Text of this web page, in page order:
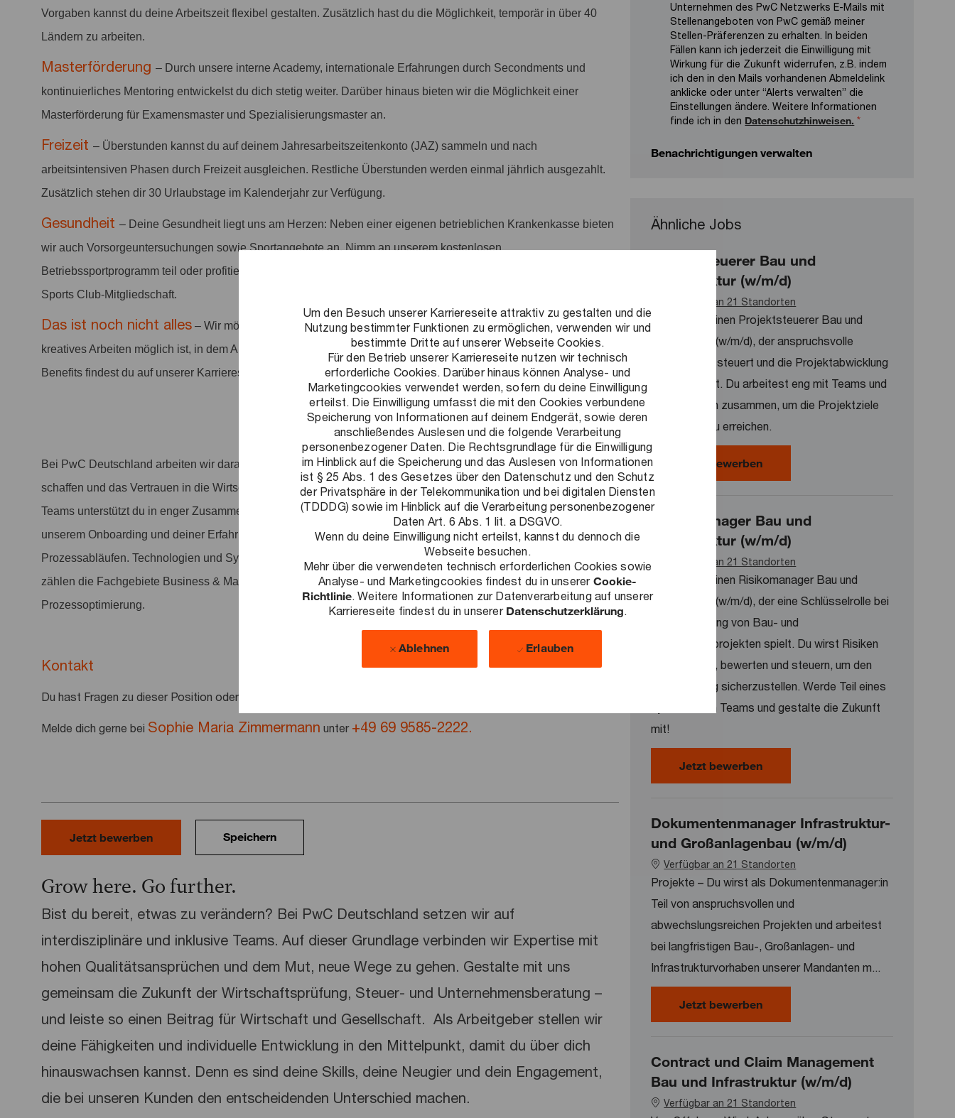
Um den Besuch unserer Karriereseite attraktiv zu gestalten und die
Nutzung bestimmter Funktionen zu ermöglichen, verwenden wir und
bestimmte Dritte auf unserer Webseite Cookies.
Für den Betrieb unserer Karriereseite nutzen wir technisch
erforderliche Cookies. Darüber hinaus können Analyse- und
Marketingcookies verwendet werden, sofern du deine Einwilligung
erteilst. Die Einwilligung umfasst die mit den Cookies verbundene
Speicherung von Informationen auf deinem Endgerät, sowie deren
anschließendes Auslesen und die folgende Verarbeitung
personenbezogener Daten. Die Rechtsgrundlage für die Einwilligung
im Hinblick auf die Speicherung und das Auslesen von Informationen
ist § 25 Abs. 1 des Gesetzes über den Datenschutz und den Schutz
der Privatsphäre in der Telekommunikation und bei digitalen Diensten
(TDDDG) sowie im Hinblick auf die Verarbeitung personenbezogener
Daten Art. 6 Abs. 1 lit. a DSGVO.
Wenn du deine Einwilligung nicht erteilst, kannst du dennoch die
Webseite besuchen.
Mehr über die verwendeten technisch erforderlichen Cookies sowie
Analyse- und Marketingcookies findest du in unserer Cookie-
Richtlinie. Weitere Informationen zur Datenverarbeitung auf unserer
Karriereseite findest du in unserer Datenschutzerklärung.
Ablehnen Erlauben
Vorgaben kannst du deine Arbeitszeit flexibel gestalten. Zusätzlich hast du die Möglichkeit, temporär in über 40
Ländern zu arbeiten.
Masterförderung – Durch unsere interne Academy, internationale Erfahrungen durch Secondments und
kontinuierliches Mentoring entwickelst du dich stetig weiter. Darüber hinaus bieten wir die Möglichkeit einer
Masterförderung für Examensmaster und Spezialisierungsmaster an.
Freizeit – Überstunden kannst du auf deinem Jahresarbeitszeitenkonto (JAZ) sammeln und nach
arbeitsintensiven Phasen durch Freizeit ausgleichen. Restliche Überstunden werden einmal jährlich ausgezahlt.
Zusätzlich stehen dir 30 Urlaubstage im Kalenderjahr zur Verfügung.
Gesundheit – Deine Gesundheit liegt uns am Herzen: Neben einer eigenen betrieblichen Krankenkasse bieten
wir auch Vorsorgeuntersuchungen sowie Sportangebote an. Nimm an unserem kostenlosen
Betriebssportprogramm teil oder profitiere von vergünstigten Beiträgen in diversen Fitnessstudios oder einer Urban
Sports Club-Mitgliedschaft.
Das ist noch nicht alles – Wir möchten ein positives Arbeitsumfeld schaffen: Ein Umfeld, in dem flexibles und
kreatives Arbeiten möglich ist, in dem Arbeit anerkannt und Leistung honoriert wird und auf das wir stolz sind. Alle
Benefits findest du auf unserer Karriereseite.
Bei PwC Deutschland arbeiten wir daran, entscheidende Herausforderungen zu lösen, nachhaltige Ergebnisse zu
schaffen und das Vertrauen in die Wirtschaft und Gesellschaft auszubauen. Als Teil unseres Managed Services
Teams unterstützt du in enger Zusammenarbeit mit diversen Delivery Modellen Projekte unserer Kunden. Mit
unserem Onboarding und deiner Erfahrung sicherst du definierte Qualitätsstandards und förderst die Effizienz von
Prozessabläufen. Technologien und Systeme sind in unseren Projekten dein Begleiter. Zu unseren Schwerpunkten
zählen die Fachgebiete Business & Market Activation, Innovation & Architecture sowie Transformation und
Prozessoptimierung.
Kontakt
Du hast Fragen zu dieser Position oder deiner Bewerbung?
Melde dich gerne bei Sophie Maria Zimmermann unter +49 69 9585-2222.
Jetzt bewerben Speichern
Grow here. Go further.
Bist du bereit, etwas zu verändern? Bei PwC Deutschland setzen wir auf
interdisziplinäre und inklusive Teams. Auf dieser Grundlage verbinden wir Expertise mit
hohen Qualitätsansprüchen und dem Mut, neue Wege zu gehen. Gestalte mit uns
gemeinsam die Zukunft der Wirtschaftsprüfung, Steuer- und Unternehmensberatung –
und leiste so einen Beitrag für Wirtschaft und Gesellschaft. ​ Als Arbeitgeber stellen wir
deine Fähigkeiten und individuelle Entwicklung in den Mittelpunkt, damit du über dich
hinauswachsen kannst. Denn es sind deine Skills, deine Neugier und dein Engagement,
die bei unseren Kunden den entscheidenden Unterschied machen.
Unternehmen des PwC Netzwerks E-Mails mit
Stellenangeboten von PwC gemäß meiner
Stellen-Präferenzen zu erhalten. In beiden
Fällen kann ich jederzeit die Einwilligung mit
Wirkung für die Zukunft widerrufen, z.B. indem
ich den in den Mails vorhandenen Abmeldelink
anklicke oder unter “Alerts verwalten” die
Einstellungen ändere. Weitere Informationen
finde ich in den Datenschutzhinweisen. *
Benachrichtigungen verwalten
Ähnliche Jobs
Projektsteuerer Bau und
Infrastruktur (w/m/d)
Verfügbar an 21 Standorten
Wir suchen einen Projektsteuerer Bau und
Infrastruktur (w/m/d), der anspruchsvolle
Bauprojekte steuert und die Projektabwicklung
gewährleistet. Du arbeitest eng mit Teams und
Stakeholdern zusammen, um die Projektziele
erfolgreich zu erreichen.
Jetzt bewerbenProjektsteuerer Bau und
Risikomanager Bau und
Infrastruktur (w/m/d)
Verfügbar an 21 Standorten
Wir suchen einen Risikomanager Bau und
Infrastruktur (w/m/d), der eine Schlüsselrolle bei
der Umsetzung von Bau- und
Infrastrukturprojekten spielt. Du wirst Risiken
identifizieren, bewerten und steuern, um den
Projekterfolg sicherzustellen. Werde Teil eines
dynamischen Teams und gestalte die Zukunft
mit!
Jetzt bewerbenRisikomanager Bau und
Dokumentenmanager Infrastruktur-
und Großanlagenbau (w/m/d)
Verfügbar an 21 Standorten
Projekte – Du wirst als Dokumentenmanager:in
Teil von anspruchsvollen und
abwechslungsreichen Projekten und arbeitest
bei langfristigen Bau-, Großanlagen- und
Infrastrukturvorhaben unserer Mandanten m...
Jetzt bewerbenDokumentenmanager
Contract und Claim Management
Bau und Infrastruktur (w/m/d)
Verfügbar an 21 Standorten